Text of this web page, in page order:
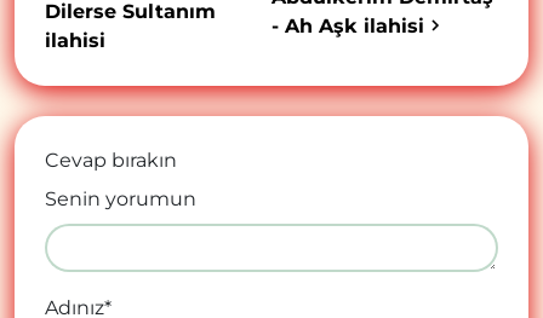
Dilerse Sultanım
ilahisi
- Ah Aşk ilahisi
Cevap bırakın
Senin yorumun
Adınız*